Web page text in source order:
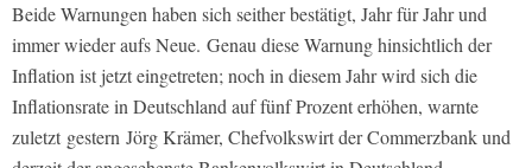
Beide Warnungen haben sich seither bestätigt, Jahr für Jahr und
immer wieder aufs Neue. Genau diese Warnung hinsichtlich der
Inflation ist jetzt eingetreten; noch in diesem Jahr wird sich die
Inflationsrate in Deutschland auf fünf Prozent erhöhen, warnte
zuletzt gestern Jörg Krämer, Chefvolkswirt der Commerzbank und